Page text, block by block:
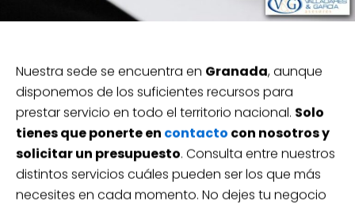
Nuestra sede se encuentra en Granada, aunque
disponemos de los suficientes recursos para
prestar servicio en todo el territorio nacional. Solo
tienes que ponerte en contacto con nosotros y
solicitar un presupuesto. Consulta entre nuestros
distintos servicios cuáles pueden ser los que más
necesites en cada momento. No dejes tu negocio